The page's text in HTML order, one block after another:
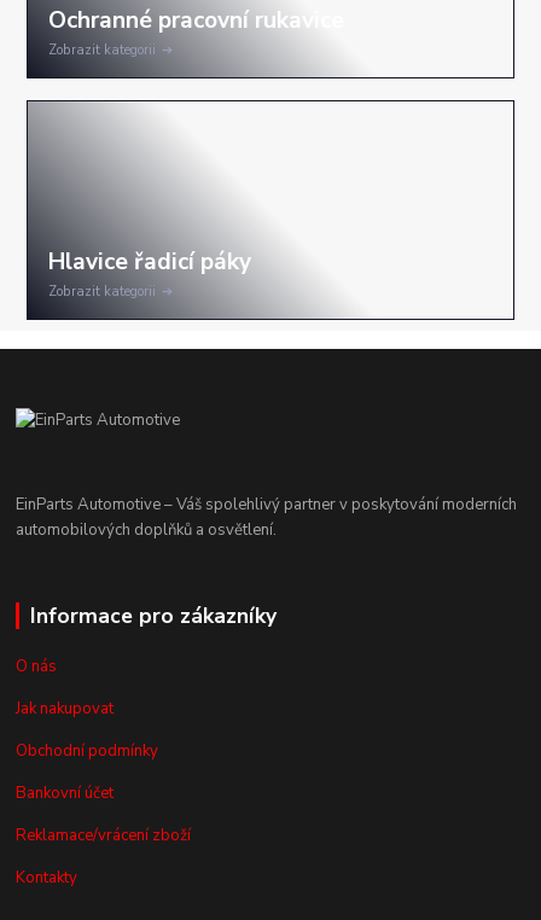
Zobrazit kategorii
Zobrazit kategorii
EinParts Automotive – Váš spolehlivý partner v poskytování moderních
automobilových doplňků a osvětlení.
Informace pro zákazníky
O nás
Jak nakupovat
Obchodní podmínky
Bankovní účet
Reklamace/vrácení zboží
Kontakty